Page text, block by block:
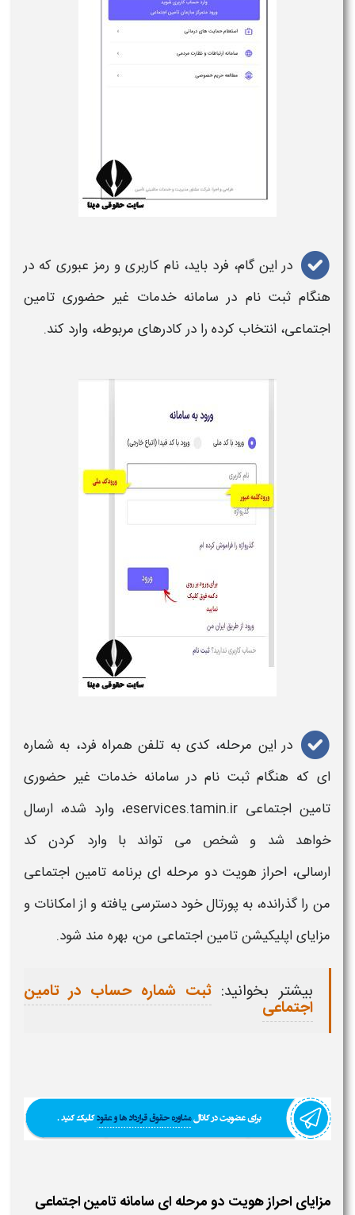
در این گام، فرد باید، نام کاربری و رمز عبوری که در
هنگام ثبت نام در سامانه خدمات غیر حضوری تامین
اجتماعی، انتخاب کرده را در کادرهای مربوطه، وارد کند.
در این مرحله، کدی به تلفن همراه فرد، به شماره
ای که هنگام ثبت نام درسامانه خدمات غیر حضوری
تامین اجتماعی
eservices.tamin.ir، وارد شده، ارسال
خواهد شد و شخص می تواند با وارد کردن کد
ارسالی، احراز هویت دو مرحله ای برنامه تامین اجتماعی
من را گذرانده، به پورتال خود دسترسی یافته و از امکانات و
مزایایاپلیکیشنتامین اجتماعی من، بهره مند شود.
بیشتر بخوانید: ثبت شماره حساب در تامین
اجتماعی
مزایای احراز هویت دو مرحله ای سامانه تامین اجتماعی